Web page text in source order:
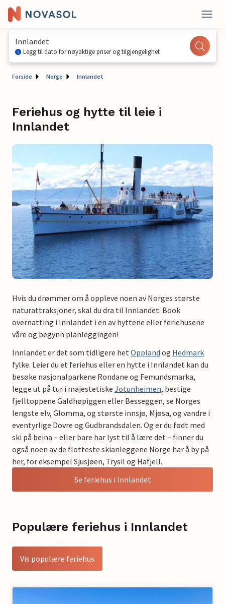
Innlandet
Legg til dato for nøyaktige priser og tilgjengelighet
Forside Norge Innlandet
Feriehus og hytte til leie i
Innlandet
Hvis du drømmer om å oppleve noen av Norges største
naturattraksjoner, skal du dra til Innlandet. Book
overnatting i Innlandet i en av hyttene eller feriehusene
våre og begynn planleggingen!
Innlandet er det som tidligere hetOppland og Hedmark
fylke. Leier du et feriehus eller en hytte i Innlandet kan du
besøke nasjonalparkene Rondane og Femundsmarka,
legge ut på tur i majestetiske Jotunheimen, bestige
fjelltoppene Galdhøpiggen eller Besseggen, se Norges
lengste elv, Glomma, og største innsjø, Mjøsa, og vandre i
eventyrlige Dovre og Gudbrandsdalen. Og er du født med
ski på beina – eller bare har lyst til å lære det – finner du
også noen av de flotteste skianleggene Norge har å by på
her, for eksempel Sjusjøen, Trysil og Hafjell.
Se feriehus i Innlandet
Populære feriehus i Innlandet
Vis populære feriehus